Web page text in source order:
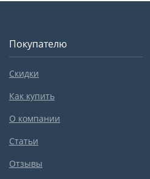
Покупателю
Скидки
Как купить
О компании
Статьи
Отзывы